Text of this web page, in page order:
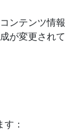
ンテンツ情報
が変更されて
：